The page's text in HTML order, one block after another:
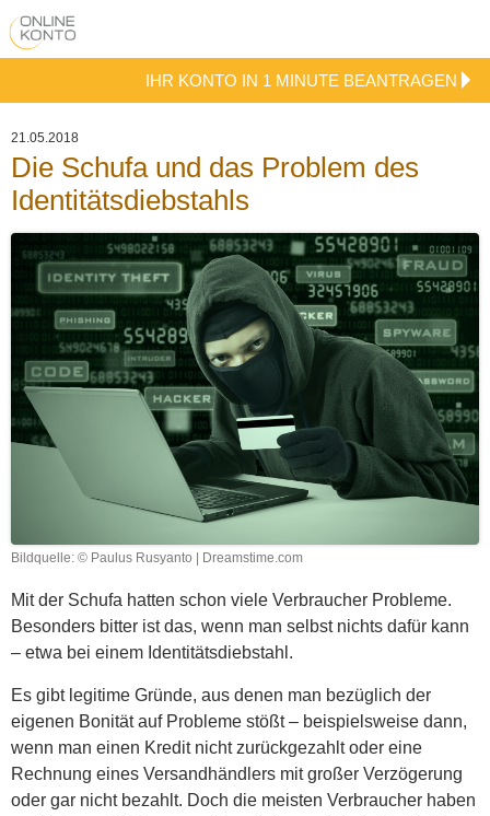
IHR KONTO IN 1 MINUTE BEANTRAGEN
21.05.2018
Die Schufa und das Problem des
Identitätsdiebstahls
Bildquelle: © Paulus Rusyanto | Dreamstime.com
Mit der Schufa hatten schon viele Verbraucher Probleme.
Besonders bitter ist das, wenn man selbst nichts dafür kann
– etwa bei einem Identitätsdiebstahl.
Es gibt legitime Gründe, aus denen man bezüglich der
eigenen Bonität auf Probleme stößt – beispielsweise dann,
wenn man einen Kredit nicht zurückgezahlt oder eine
Rechnung eines Versandhändlers mit großer Verzögerung
oder gar nicht bezahlt. Doch die meisten Verbraucher haben